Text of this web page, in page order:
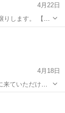
4月22日
します。 【商
いつでも取りに
4月18日